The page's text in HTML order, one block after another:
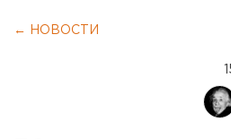
← НОВОСТИ